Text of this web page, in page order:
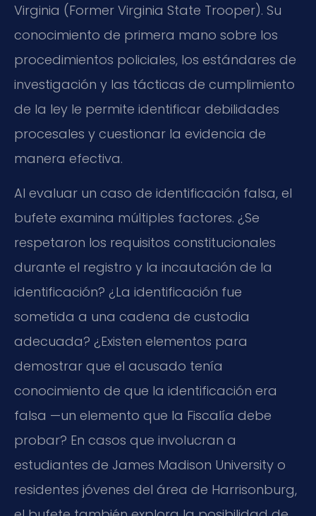
Virginia (Former Virginia State Trooper). Su
conocimiento de primera mano sobre los
procedimientos policiales, los estándares de
investigación y las tácticas de cumplimiento
de la ley le permite identificar debilidades
procesales y cuestionar la evidencia de
manera efectiva.
Al evaluar un caso de identificación falsa, el
bufete examina múltiples factores. ¿Se
respetaron los requisitos constitucionales
durante el registro y la incautación de la
identificación? ¿La identificación fue
sometida a una cadena de custodia
adecuada? ¿Existen elementos para
demostrar que el acusado tenía
conocimiento de que la identificación era
falsa —un elemento que la Fiscalía debe
probar? En casos que involucran a
estudiantes de James Madison University o
residentes jóvenes del área de Harrisonburg,